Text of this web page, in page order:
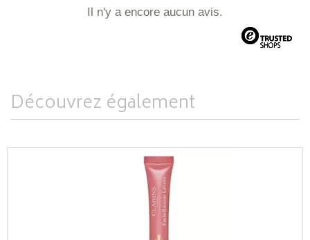
Il n'y a encore aucun avis.
Découvrez également